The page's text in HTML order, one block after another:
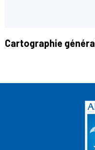
Cartographie